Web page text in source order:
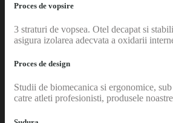
Proces de vopsire
3 straturi de vopsea. Otel decapat si
asigura izolarea adecvata a oxidarii
Proces de design
Studii de biomecanica si ergonomice,
catre atleti profesionisti, produsele